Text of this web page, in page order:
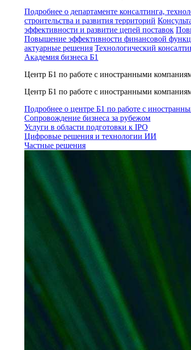
Подробнее о департаменте консалтинга,
строительства и развития территорий
эффективности и развитие цепей поставок
Повышение эффективности финансовой
актуарные решения Технологический
Академия бизнеса Б1
Центр Б1 по работе с иностранными
Центр Б1 по работе с иностранными
Подробнее о центре Б1 по работе с
Сопровождение бизнеса за рубежом
Услуги в области подготовки к IPO
Цифровые решения и технологии ИИ
Частные решения